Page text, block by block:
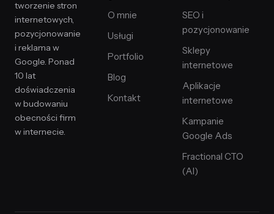
tworzenie stron
internetowych,
pozycjonowanie
i reklama w
Google. Ponad
10 lat
doświadczenia
w budowaniu
obecności firm
w internecie.
O mnie
Usługi
Portfolio
Blog
Kontakt
SEO i
pozycjonowanie
Sklepy
internetowe
Aplikacje
internetowe
Kampanie
Google Ads
Fractional CTO
(AI)